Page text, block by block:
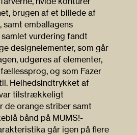
brugen af et billede af
emballagens
vurdering fandt
designelementer, som går
udgøres af elementer,
og som Fazer
Helhedsindtrykket af
tilstrækkeligt
orange striber samt
bånd på MUMS!-
går igen på flere